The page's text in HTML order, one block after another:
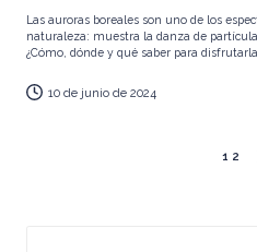
Las auroras boreales son uno de los
naturaleza: muestra la danza de
¿Cómo, dónde y qué saber para
10 de junio de 2024
1 2